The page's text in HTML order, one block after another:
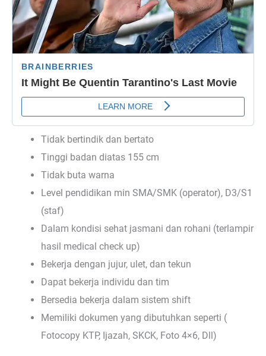
Tidak bertindik dan bertato
Tinggi badan diatas 155 cm
Tidak buta warna
Level pendidikan min SMA/SMK (operator), D3/S1
(staf)
Dalam kondisi sehat jasmani dan rohani (terlampir
hasil medical check up)
Bekerja dengan jujur, ulet, dan tekun
Dapat bekerja individu dan tim
Bersedia bekerja dalam sistem shift
Memiliki dokumen yang dibutuhkan seperti (
Fotocopy KTP, Ijazah, SKCK, Foto 4×6, Dll)